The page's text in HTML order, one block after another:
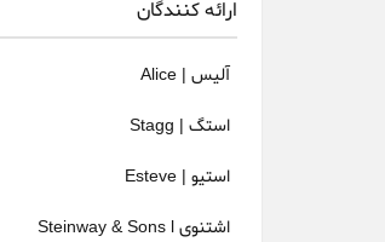
ارائه کنندگان
آلیس | Alice
استگ | Stagg
استیو | Esteve
اشتنوی Steinway & Sons l